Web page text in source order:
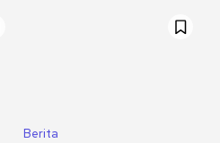
Berita